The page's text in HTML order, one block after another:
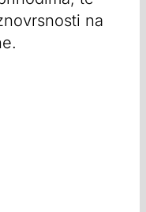
na